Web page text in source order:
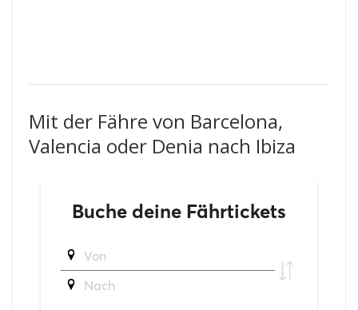
Mit der Fähre von Barcelona,
Valencia oder Denia nach Ibiza